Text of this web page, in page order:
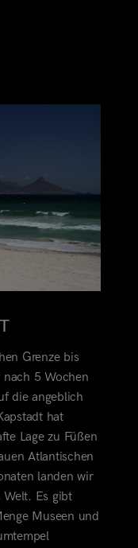
Grenze bis
5 Wochen
die angeblich
hat
Lage zu Füßen
Atlantischen
landen wir
Es gibt
Museen und